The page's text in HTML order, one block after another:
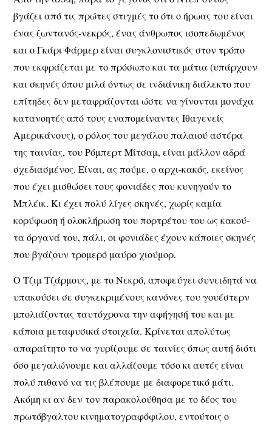
βγάζει από τις πρώτες στιγμές το ότι ο ήρωας του είναι
ένας ζωντανός-νεκρός, ένας άνθρωπος ισοπεδωμένος
και ο Γκάρι Φάρμερ είναι συγκλονιστικός στον τρόπο
που εκφράζεται με το πρόσωπο και τα μάτια (υπάρχουν
και σκηνές όπου μιλά όντως σε ινδιάνικη διάλεκτο που
επίτηδες δεν μεταφράζονται ώστε να γίνονται μονάχα
κατανοητές από τους εναπομείναντες Ιθαγενείς
Αμερικάνους), ο ρόλος του μεγάλου παλαιού αστέρα
της ταινίας, του Ρόμπερτ Μίτσαμ, είναι μάλλον αδρά
σχεδιασμένος. Είναι, ας πούμε, ο αρχι-κακός, εκείνος
που έχει μισθώσει τους φονιάδες που κυνηγούν το
Μπλέικ. Κι έχει πολύ λίγες σκηνές, χωρίς καμία
κορύφωση ή ολοκλήρωση του πορτρέτου του ως κακού-
τα όργανά του, πάλι, οι φονιάδες έχουν κάποιες σκηνές
που βγάζουν τρομερό μαύρο χιούμορ.
Ο Τζιμ Τζάρμους, με το Νεκρό, αποφεύγει συνειδητά να
υπακούσει σε συγκεκριμένους κανόνες του γουέστερν
μπολιάζοντας ταυτόχρονα την αφήγησή του και με
κάποια μεταφυσικά στοιχεία. Κρίνεται απολύτως
απαραίτητο το να γυρίζουμε σε ταινίες όπως αυτή διότι
όσο μεγαλώνουμε και αλλάζουμε τόσο κι αυτές είναι
πολύ πιθανό να τις βλέπουμε με διαφορετικό μάτι.
Ακόμη κι αν δεν τον παρακολούθησα με το δέος του
πρωτόβγαλτου κινηματογραφόφιλου, εντούτοις ο